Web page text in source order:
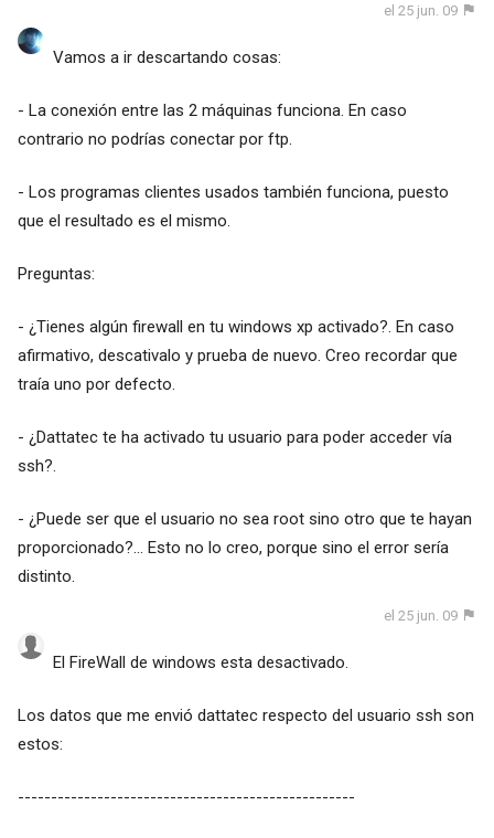
el 25 jun. 09
Vamos a ir descartando cosas:
- La conexión entre las 2 máquinas funciona. En caso
contrario no podrías conectar por ftp.
- Los programas clientes usados también funciona, puesto
que el resultado es el mismo.
Preguntas:
- ¿Tienes algún firewall en tu windows xp activado?. En caso
afirmativo, descativalo y prueba de nuevo. Creo recordar que
traía uno por defecto.
- ¿Dattatec te ha activado tu usuario para poder acceder vía
ssh?.
- ¿Puede ser que el usuario no sea root sino otro que te hayan
proporcionado?... Esto no lo creo, porque sino el error sería
distinto.
el 25 jun. 09
El FireWall de windows esta desactivado.
Los datos que me envió dattatec respecto del usuario ssh son
estos:
---------------------------------------------------